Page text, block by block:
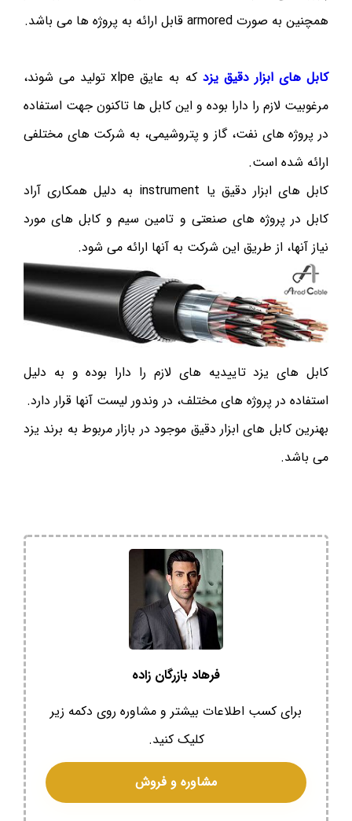
همچنین به صورت armored قابل ارائه به پروژه ها می باشد.
کابل های ابزار دقیق یزد
که به عایق xlpe تولید می شوند،
مرغوبیت لازم را دارا بوده و این کابل ها تاکنون جهت استفاده
در پروژه های نفت، گاز و پتروشیمی، به شرکت های مختلفی
ارائه شده است.
کابل های ابزار دقیق یا instrument به دلیل همکاری آراد
کابل در پروژه های صنعتی و تامین سیم و کابل های مورد
نیاز آنها، از طریق این شرکت به آنها ارائه می شود.
کابل های یزد تاییدیه های لازم را دارا بوده و به دلیل
استفاده در پروژه های مختلف، در وندور لیست آنها قرار دارد.
بهنرین کابل های ابزار دقیق موجود در بازار مربوط به برند یزد
می باشد.
فرهاد بازرگان زاده
برای کسب اطلاعات بیشتر و مشاوره روی دکمه زیر
کلیک کنید.
مشاوره و فروش